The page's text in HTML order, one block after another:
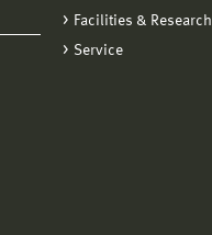
Facilities & Research
Service